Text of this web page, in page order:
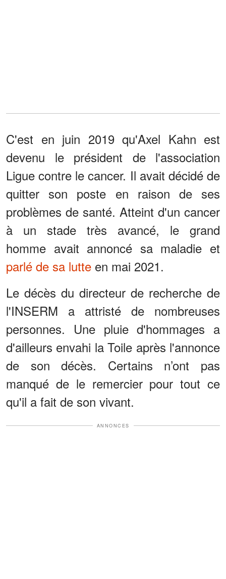
C'est en juin 2019 qu'Axel Kahn est
devenu le président de l'association
Ligue contre le cancer. Il avait décidé de
quitter son poste en raison de ses
problèmes de santé. Atteint d'un cancer
à un stade très avancé, le grand
homme avait annoncé sa maladie et
parlé de sa lutte en mai 2021.
Le décès du directeur de recherche de
l'INSERM a attristé de nombreuses
personnes. Une pluie d'hommages a
d'ailleurs envahi la Toile après l'annonce
de son décès. Certains n’ont pas
manqué de le remercier pour tout ce
qu'il a fait de son vivant.
ANNONCES